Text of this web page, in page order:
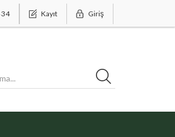
34 Kayıt Giriş